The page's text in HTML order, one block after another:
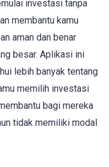
investasi tanpa
membantu kamu
aman dan benar
besar. Aplikasi ini
lebih banyak tentang
memilih investasi
bagi mereka
tidak memiliki modal